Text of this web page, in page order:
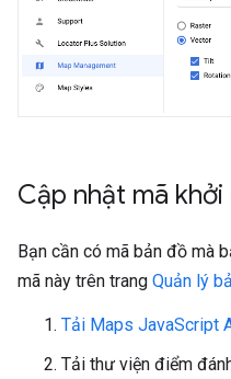
Cập nhật mã
Bạn cần có mã bản đồ mà
mã này trên trang Quản lý
Tải Maps JavaScript
Tải thư viện điểm